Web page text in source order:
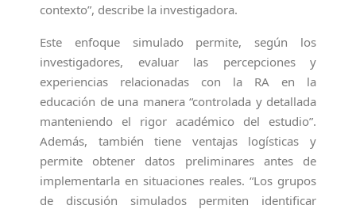
contexto”, describe la investigadora.
Este enfoque simulado permite, según los
investigadores, evaluar las percepciones y
experiencias relacionadas con la RA en la
educación de una manera “controlada y detallada
manteniendo el rigor académico del estudio”.
Además, también tiene ventajas logísticas y
permite obtener datos preliminares antes de
implementarla en situaciones reales. “Los grupos
de discusión simulados permiten identificar